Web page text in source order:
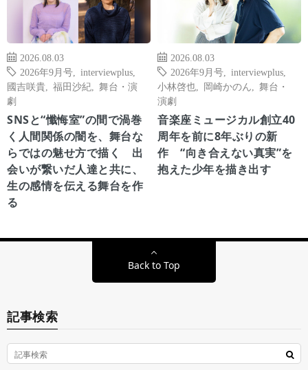
2026.08.03
2026年9月号
interviewplus
國吉咲貴
福田沙紀
舞台・演
劇
SNSと“懺悔室”の間で渦巻
く人間関係の闇を、舞台な
らではの魅せ方で描く 出
会いが繋いだ人達と共に、
生の感情を伝える舞台を作
る
2026.08.03
2026年9月号
interviewplus
小林啓也
岡崎かのん
舞台・
演劇
音楽座ミュージカル創立40
周年を前に8年ぶりの新
作 “向き合えない真実”を
抱えた少年を描き出す
Back to Top
記事検索